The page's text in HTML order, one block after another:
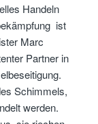
Handeln
ist
Marc
Partner in
Schimmels,
werden.